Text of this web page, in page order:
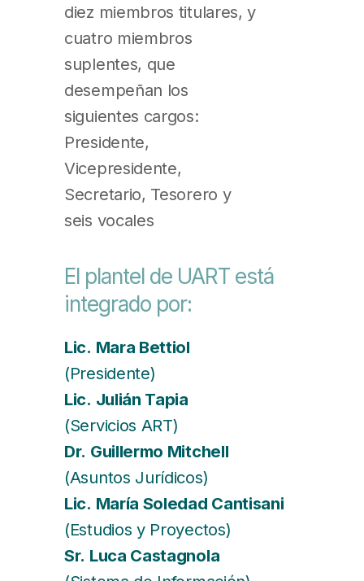
diez miembros titulares, y
cuatro miembros
suplentes, que
desempeñan los
siguientes cargos:
Presidente,
Vicepresidente,
Secretario, Tesorero y
seis vocales
El plantel de UART está
integrado por:
Lic. Mara Bettiol
(Presidente)
Lic. Julián Tapia
(Servicios ART)
Dr. Guillermo Mitchell
(Asuntos Jurídicos)
Lic. María Soledad Cantisani
(Estudios y Proyectos)
Sr. Luca Castagnola